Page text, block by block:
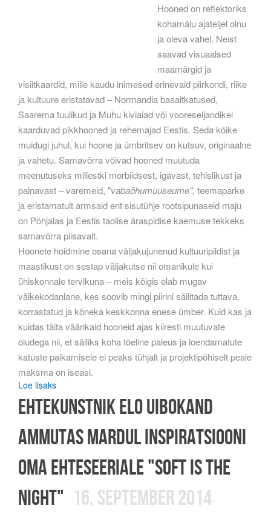
Hooned on reflektoriks
kohamälu ajateljel olnu
ja oleva vahel. Neist
saavad visuaalsed
maamärgid ja
visiitkaardid, mille kaudu inimesed erinevaid piirkondi, riike
ja kultuure eristatavad – Normandia basaltkatused,
Saarema tuulikud ja Muhu kiviaiad või vooreseljandikel
kaarduvad pikkhooned ja rehemajad Eestis. Seda kõike
muidugi juhul, kui hoone ja ümbritsev on kutsuv, originaalne
ja vahetu. Samavõrra võivad hooned muutuda
meenutuseks millestki morbiidsest, igavast, tehislikust ja
painavast – varemeid, "vabaõhumuuseume", teemaparke
ja eristamatult armsaid ent sisutühje rootsipunaseid maju
on Põhjalas ja Eestis taolise äraspidise kaemuse tekkeks
samavõrra piisavalt.
Hoonete hoidmine osana väljakujunenud kultuuripildist ja
maastikust on sestap väljakutse nii omanikule kui
ühiskonnale tervikuna – meis kõigis elab mugav
väikekodanlane, kes soovib mingi piirini säilitada tuttava,
korrastatud ja kõneka keskkonna enese ümber. Kuid kas ja
kuidas täita väärikaid hooneid ajas kiiresti muutuvate
oludega nii, et säiliks koha tõeline paleus ja loendamatute
katuste paikamisele ei peaks tühjalt ja projektipõhiselt peale
maksma on iseasi.
Loe lisaks
Ehtekunstnik Elo Uibokand
ammutas Mardul inspiratsiooni
oma ehteseeriale "Soft Is The
Night" 16. september 2014